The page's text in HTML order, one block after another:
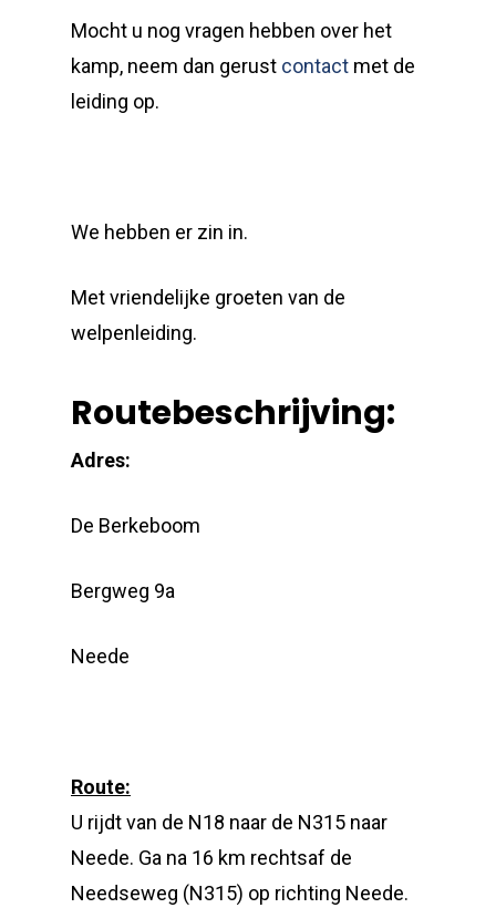
Mocht u nog vragen hebben over het
kamp, neem dan gerust contact met de
leiding op.
We hebben er zin in.
Met vriendelijke groeten van de
welpenleiding.
Routebeschrijving:
Adres:
De Berkeboom
Bergweg 9a
Neede
Route:
U rijdt van de N18 naar de N315 naar
Neede. Ga na 16 km rechtsaf de
Needseweg (N315) op richting Neede.